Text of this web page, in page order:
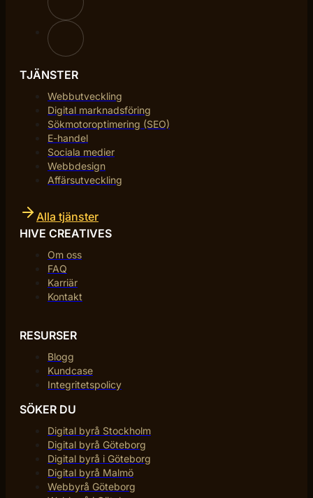
TJÄNSTER
Webbutveckling
Digital marknadsföring
Sökmotoroptimering (SEO)
E-handel
Sociala medier
Webbdesign
Affärsutveckling
Alla tjänster
HIVE CREATIVES
Om oss
FAQ
Karriär
Kontakt
RESURSER
Blogg
Kundcase
Integritetspolicy
SÖKER DU
Digital byrå Stockholm
Digital byrå Göteborg
Digital byrå i Göteborg
Digital byrå Malmö
Webbyrå Göteborg